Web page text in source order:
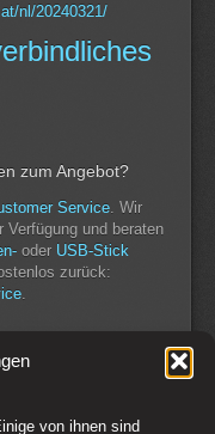
von ihnen sind
nl/20240321/
zum Angebot?
Service. Wir
und beraten
oder USB-Stick
zurück:
.